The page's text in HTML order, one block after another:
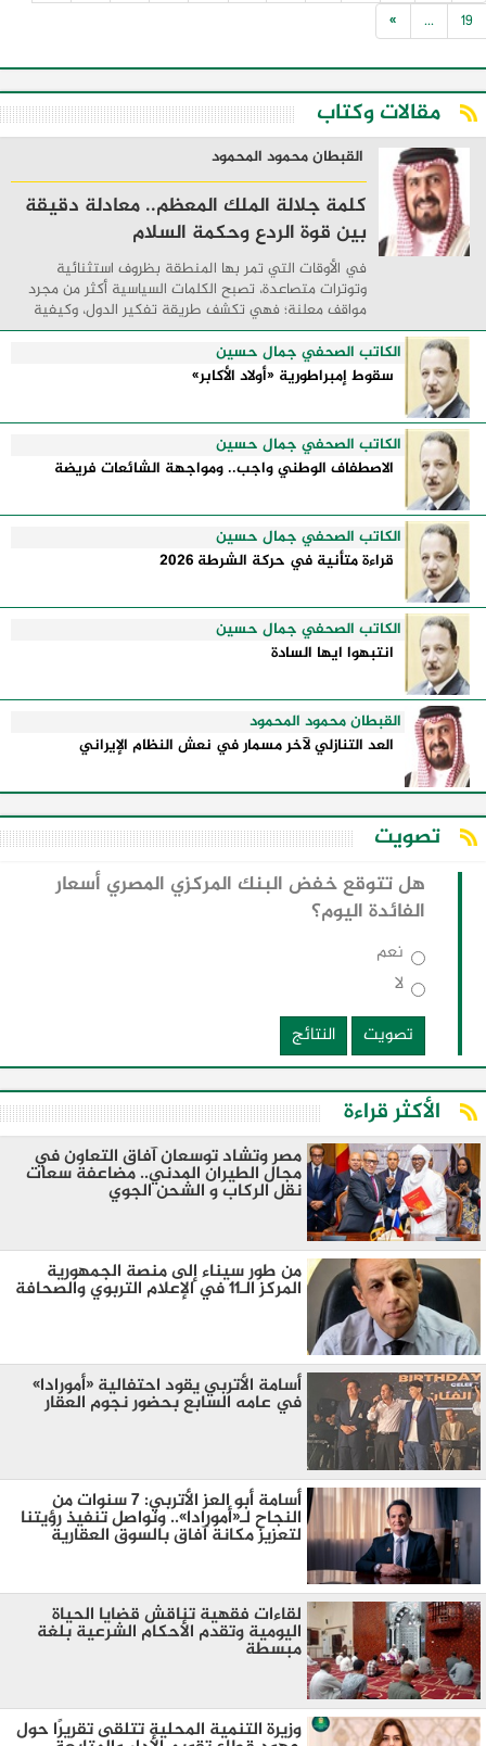
19
...
»
مقالات وكتاب
القبطان محمود المحمود
كلمة جلالة الملك المعظم.. معادلة دقيقة
بين قوة الردع وحكمة السلام
في الأوقات التي تمر بها المنطقة بظروف استثنائية
وتوترات متصاعدة، تصبح الكلمات السياسية أكثر من مجرد
مواقف معلنة؛ فهي تكشف طريقة تفكير الدول، وكيفية
إدارتها للأزمات، والحدود التي تفصل بين القوة ...
الكاتب الصحفي جمال حسين
سقوط إمبراطورية «أولاد الأكابر»
الكاتب الصحفي جمال حسين
الاصطفاف الوطني واجب.. ومواجهة الشائعات فريضة
الكاتب الصحفي جمال حسين
قراءة متأنية في حركة الشرطة 2026
الكاتب الصحفي جمال حسين
انتبهوا ايها السادة
القبطان محمود المحمود
العد التنازلي لآخر مسمار في نعش النظام الإيراني
تصويت
هل تتوقع خفض البنك المركزي المصري أسعار
الفائدة اليوم؟
نعم
لا
تصويت
النتائج
الأكثر قراءة
مصر وتشاد توسعان آفاق التعاون في
مجال الطيران المدني.. مضاعفة سعات
نقل الركاب و الشحن الجوي
من طور سيناء إلى منصة الجمهورية
المركز الـ11 في الإعلام التربوي والصحافة
أسامة الأتربي يقود احتفالية «أمورادا»
في عامه السابع بحضور نجوم العقار
أسامة أبو العز الأتربي: 7 سنوات من
النجاح لـ«أمورادا».. ونواصل تنفيذ رؤيتنا
لتعزيز مكانة آفاق بالسوق العقارية
لقاءات فقهية تناقش قضايا الحياة
اليومية وتقدم الأحكام الشرعية بلغة
مبسطة
وزيرة التنمية المحلية تتلقى تقريرًا حول